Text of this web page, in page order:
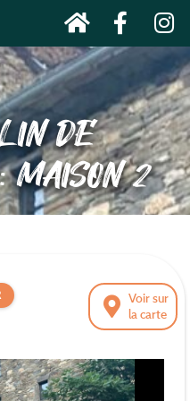
DE
MAISON 2
Voir sur
la carte